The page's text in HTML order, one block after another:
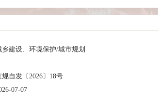
乡建设、环境保护/城市规划
规自发 〔2026〕 18号
07-07